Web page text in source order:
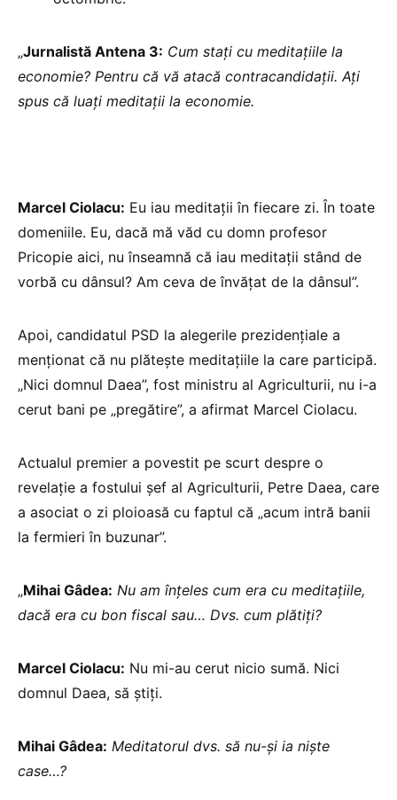
„Jurnalistă Antena 3: Cum stați cu meditațiile la
economie? Pentru că vă atacă contracandidații. Ați
spus că luați meditații la economie.
Marcel Ciolacu: Eu iau meditații în fiecare zi. În toate
domeniile. Eu, dacă mă văd cu domn profesor
Pricopie aici, nu înseamnă că iau meditații stând de
vorbă cu dânsul? Am ceva de învățat de la dânsul”.
Apoi, candidatul PSD la alegerile prezidențiale a
menționat că nu plătește meditațiile la care participă.
„Nici domnul Daea”, fost ministru al Agriculturii, nu i-a
cerut bani pe „pregătire”, a afirmat Marcel Ciolacu.
Actualul premier a povestit pe scurt despre o
revelație a fostului șef al Agriculturii, Petre Daea, care
a asociat o zi ploioasă cu faptul că „acum intră banii
la fermieri în buzunar”.
„Mihai Gâdea: Nu am înțeles cum era cu meditațiile,
dacă era cu bon fiscal sau… Dvs. cum plătiți?
Marcel Ciolacu: Nu mi-au cerut nicio sumă. Nici
domnul Daea, să știți.
Mihai Gâdea: Meditatorul dvs. să nu-și ia niște
case…?